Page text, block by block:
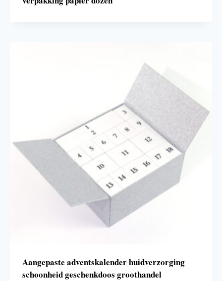
Aangepaste adventskalender huidverzorging
schoonheid geschenkdoos groothandel